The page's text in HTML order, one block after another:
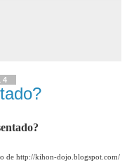
de http://kihon-dojo.blogspot.com/